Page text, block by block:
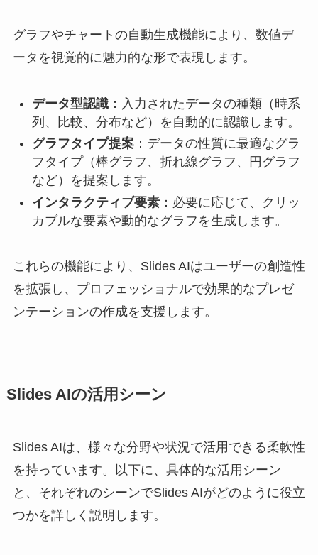
グラフやチャートの自動生成機能により、数値デ
ータを視覚的に魅力的な形で表現します。
データ型認識：入力されたデータの種類（時系
列、比較、分布など）を自動的に認識します。
グラフタイプ提案：データの性質に最適なグラ
フタイプ（棒グラフ、折れ線グラフ、円グラフ
など）を提案します。
インタラクティブ要素：必要に応じて、クリッ
カブルな要素や動的なグラフを生成します。
これらの機能により、Slides AIはユーザーの創造性
を拡張し、プロフェッショナルで効果的なプレゼ
ンテーションの作成を支援します。
Slides AIの活用シーン
Slides AIは、様々な分野や状況で活用できる柔軟性
を持っています。以下に、具体的な活用シーン
と、それぞれのシーンでSlides AIがどのように役立
つかを詳しく説明します。